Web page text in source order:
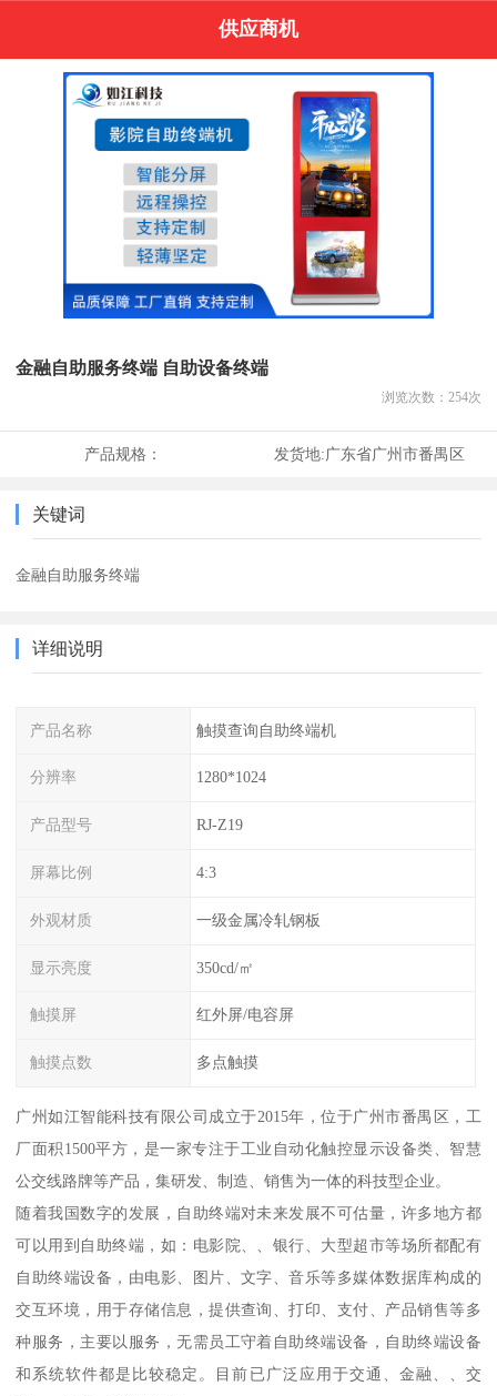
供应商机
金融自助服务终端 自助设备终端
浏览次数： 254次
产品规格： 发货地:广东省广州市番禺区
关键词
金融自助服务终端
详细说明
产品名称 触摸查询自助终端机
分辨率 1280*1024
产品型号 RJ-Z19
屏幕比例 4:3
外观材质 一级金属冷轧钢板
显示亮度 350cd/㎡
触摸屏 红外屏/电容屏
触摸点数 多点触摸
广州如江智能科技有限公司成立于2015年，位于广州市番禺区，工
厂面积1500平方，是一家专注于工业自动化触控显示设备类、智慧
公交线路牌等产品，集研发、制造、销售为一体的科技型企业。
随着我国数字的发展，自助终端对未来发展不可估量，许多地方都
可以用到自助终端，如：电影院、、银行、大型超市等场所都配有
自助终端设备，由电影、图片、文字、音乐等多媒体数据库构成的
交互环境，用于存储信息，提供查询、打印、支付、产品销售等多
种服务，主要以服务，无需员工守着自助终端设备，自助终端设备
和系统软件都是比较稳定。目前已广泛应用于交通、金融、、交